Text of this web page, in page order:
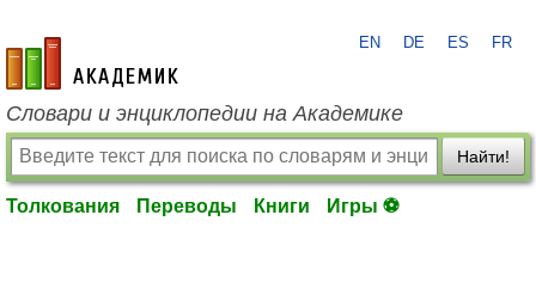
academic.ru
EN DE ES FR
Словари и энциклопедии на Академике
Найти!
Толкования Переводы Книги Игры ⚽